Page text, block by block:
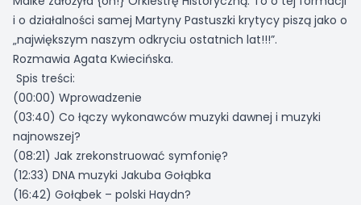
i o działalności samej Martyny Pastuszki krytycy piszą jako o
„największym naszym odkryciu ostatnich lat!!!”.
Rozmawia Agata Kwiecińska.
Spis treści:
(00:00) Wprowadzenie
(03:40) Co łączy wykonawców muzyki dawnej i muzyki
najnowszej?
(08:21) Jak zrekonstruować symfonię?
(12:33) DNA muzyki Jakuba Gołąbka
(16:42) Gołąbek – polski Haydn?